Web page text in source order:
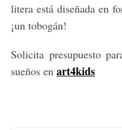
litera está diseñada en
¡un tobogán!
Solicita presupuesto
sueños en art4kids